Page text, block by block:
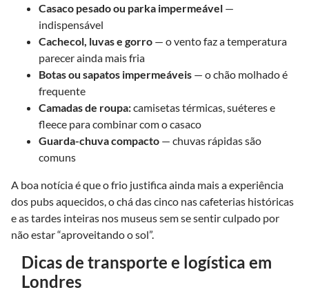
Casaco pesado ou parka impermeável —
indispensável
Cachecol, luvas e gorro — o vento faz a temperatura
parecer ainda mais fria
Botas ou sapatos impermeáveis — o chão molhado é
frequente
Camadas de roupa:camisetas térmicas, suéteres e
fleece para combinar com o casaco
Guarda-chuva compacto — chuvas rápidas são
comuns
A boa notícia é que o frio justifica ainda mais a experiência
dos pubs aquecidos, o chá das cinco nas cafeterias históricas
e as tardes inteiras nos museus sem se sentir culpado por
não estar “aproveitando o sol”.
Dicas de transporte e logística em
Londres